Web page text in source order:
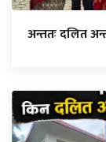
अन्ततः दलित